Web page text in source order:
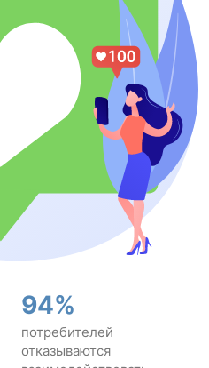
94%
потребителей
отказываются